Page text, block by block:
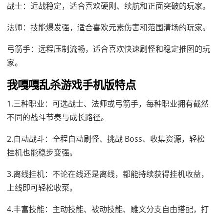
战士：近战稳定，适合喜欢硬刚、续航和正面突破的玩家。
法师：技能爆发强，适合喜欢元素伤害和范围清场的玩家。
弓箭手：远程压制流畅，适合喜欢快速刷怪和稳定推图的玩
家。
我嘎嘎乱杀游戏手机版特点
1.三种职业：可选战士、法师或弓箭手，每种职业拥有截然
不同的战斗节奏与成长路径。
2.自动战斗：全程自动刷怪、挑战 Boss、收集资源，轻松
挂机也能稳步变强。
3.离线挂机：不论在线还是离线，都能持续获得挂机收益，
上线即可轻松收菜。
4.丰富技能：主动技能、被动技能、雕文分支自由搭配，打